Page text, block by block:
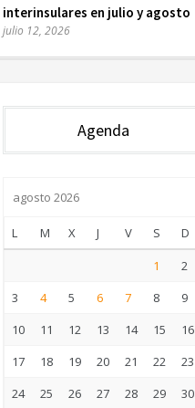
interinsulares en julio y agosto
julio 12, 2026
Agenda
agosto 2026
L M X J V S
D
1
2
3
4 5 6 7 8
9
10
11 12 13 14 15
16
17
18 19 20 21 22
23
24
25 26 27 28 29
30